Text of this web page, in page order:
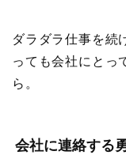
ダラダラ仕事を続
っても会社にとっ
ら。
会社に連絡する